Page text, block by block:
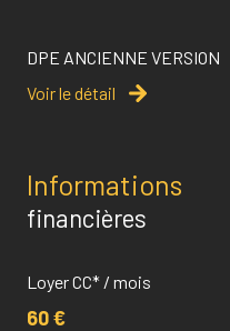
DPE ANCIENNE VERSION
Voir le détail
Informations
financières
Loyer CC* / mois
60 €